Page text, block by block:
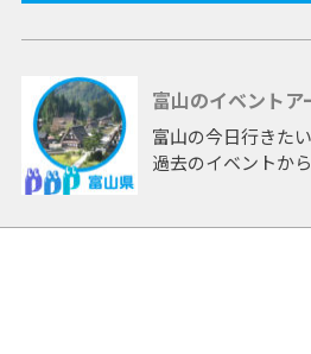
富山のイベントア
富山の今日行きた
過去のイベントか